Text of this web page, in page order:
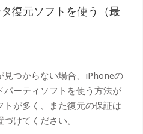
復元ソフトを使う（最
見つからない場合、iPhoneの
パーティソフトを使う方法が
が多く、また復元の保証は
けてください。